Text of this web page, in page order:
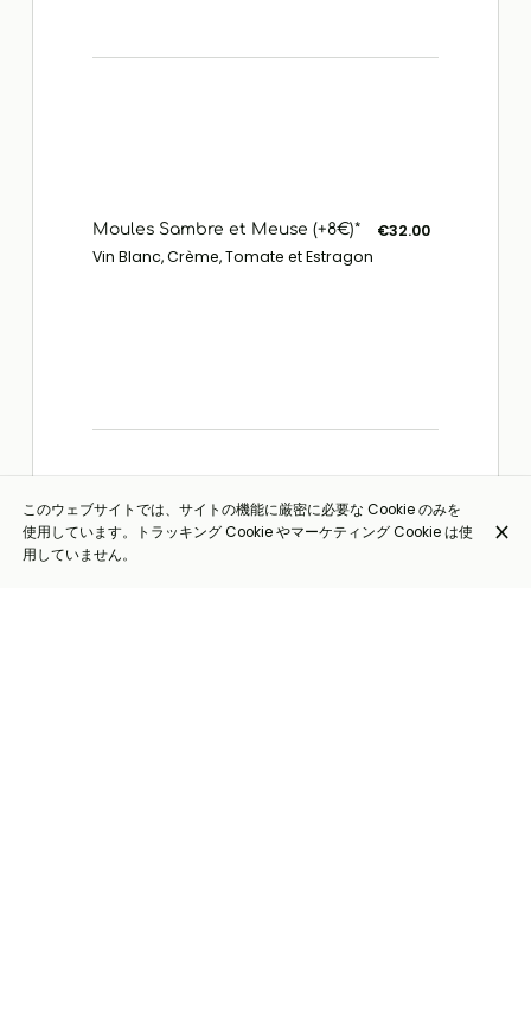
Moules Sambre et Meuse (+8€)*
Vin Blanc, Crème, Tomate et Estragon
€32.00
このウェブサイトでは、サイトの機能に厳密に必要な Cookie のみを
使用しています。トラッキング Cookie やマーケティング Cookie は使
用していません。